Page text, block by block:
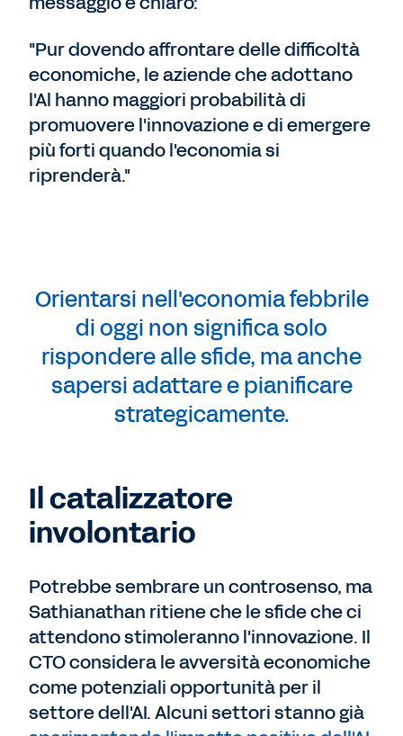
"Pur dovendo affrontare delle difficoltà
economiche, le aziende che adottano
l'Al hanno maggiori probabilità di
promuovere l'innovazione e di emergere
più forti quando l'economia si
riprenderà."
Orientarsi nell'economia febbrile
di oggi non significa solo
rispondere alle sfide, ma anche
sapersi adattare e pianificare
strategicamente.
Il catalizzatore
involontario
Potrebbe sembrare un controsenso, ma
Sathianathan ritiene che le sfide che ci
attendono stimoleranno l'innovazione. Il
CTO considera le avversità economiche
come potenziali opportunità per il
settore dell'AI. Alcuni settori stanno già